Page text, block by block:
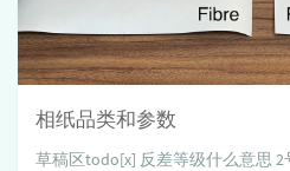
相纸品类和参数
草稿区todo[x] 反差等级什么意思